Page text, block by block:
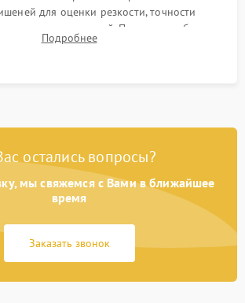
для оценки резкости, точности
отсутствия искажений. Проверка работы
закрытых значениях и тестирование
Подробнее
остались вопросы?
мы свяжемся с Вами в ближайшее
время
Заказать звонок